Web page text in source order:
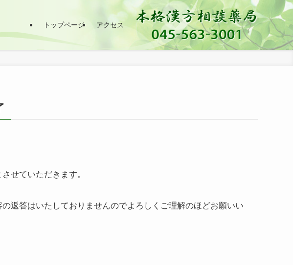
トップページ アクセス
せていただきます。
返答はいたしておりませんのでよろしくご理解のほどお願いい